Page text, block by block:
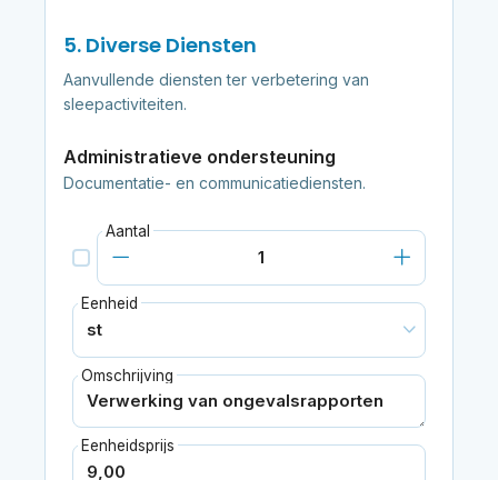
5. Diverse Diensten
Aanvullende diensten ter verbetering van
sleepactiviteiten.
Administratieve ondersteuning
Documentatie- en communicatiediensten.
Aantal
Eenheid
Omschrijving
Eenheidsprijs